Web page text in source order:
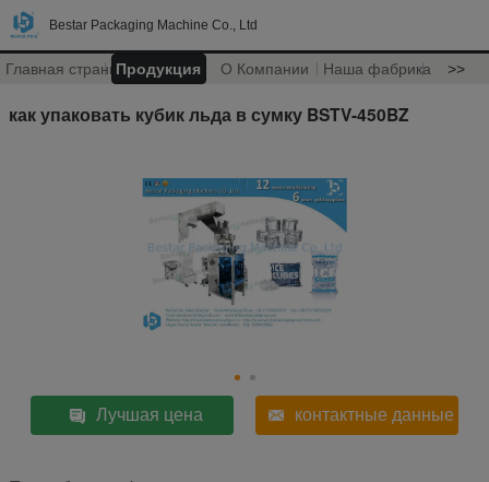
Bestar Packaging Machine Co., Ltd
Главная страницаПродукция О Компании Наша фабрика >>
как упаковать кубик льда в сумку BSTV-450BZ
Лучшая цена контактные данные